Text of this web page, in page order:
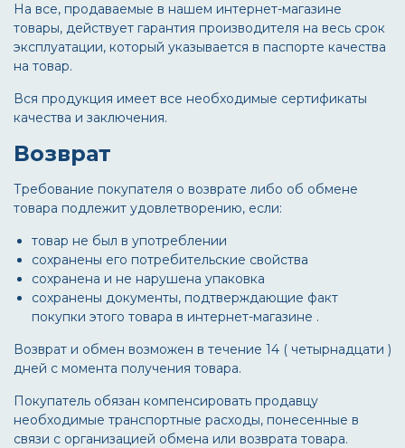
На все, продаваемые в нашем интернет-магазине
товары, действует гарантия производителя на весь срок
эксплуатации, который указывается в паспорте качества
на товар.
Вся продукция имеет все необходимые сертификаты
качества и заключения.
Возврат
Требование покупателя о возврате либо об обмене
товара подлежит удовлетворению, если:
товар не был в употреблении
сохранены его потребительские свойства
сохранена и не нарушена упаковка
сохранены документы, подтверждающие факт
покупки этого товара в интернет-магазине .
Возврат и обмен возможен в течение 14 ( четырнадцати )
дней с момента получения товара.
Покупатель обязан компенсировать продавцу
необходимые транспортные расходы, понесенные в
связи с организацией обмена или возврата товара.